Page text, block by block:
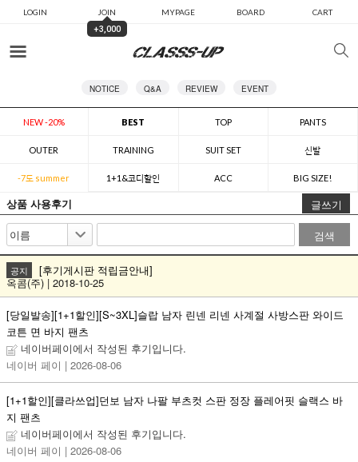
LOGIN JOIN MYPAGE BOARD CART
+3,000
NOTICE Q&A REVIEW EVENT
NEW -20% BEST TOP PANTS
OUTER TRAINING SUIT SET 신발
-7도 summer 1+1&코디할인 ACC BIG SIZE!
상품 사용후기 글쓰기
검색
공지
[후기게시판 적립금안내]
옥콤(주) | 2018-10-25
[당일발송][1+1할인][S~3XL]슬랍 남자 린넨 리넨 사계절 사방스판 와이드
코튼 면 바지 팬츠
네이버페이에서 작성된 후기입니다.
네이버 페이 | 2026-08-06
[1+1할인][클라쓰업]던보 남자 나팔 부츠컷 스판 정장 플레어핏 슬랙스 바
지 팬츠
네이버페이에서 작성된 후기입니다.
네이버 페이 | 2026-08-06